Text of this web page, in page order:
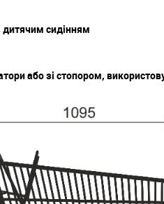
дитячим сидінням
або зі стопором,